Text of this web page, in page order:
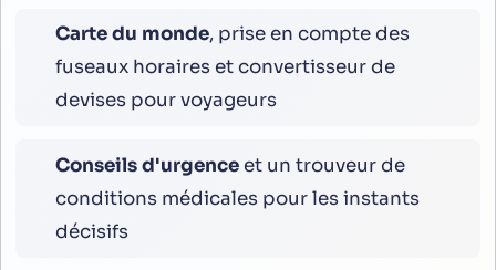
Carte du monde, prise en compte des
fuseaux horaires et convertisseur de
devises pour voyageurs
Conseils d'urgenceet un trouveur de
conditions médicales pour les instants
décisifs